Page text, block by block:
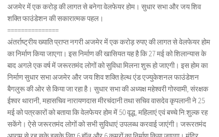
अजमेर में एक करोड़ की लागत से बनेगा वेलफेयर होम। सुधार सभा और जय शिव
शक्ति फाउंडेशन की सकारात्मक पहल।
===============
अंतर्राष्ट्रीय ख्याति प्राप्त नगरी अजमेर में एक करोड़ रुपए की लागत से वेलफेयर होम
का निर्माण किया जाएगा। इस निर्माण की खासियत यह है कि 27 मई को शिलान्यास के
बाद अगले एक वर्ष में जरूरतमंद लोगों को सुविधा मिलना शुरू हो जाएगी। इस होम का
निर्माण सुधार सभा अजमेर और जय शिव शक्ति हेल्थ एंड एज्युकेशनल फाउंडेशन
बैगलुरू की ओर से किया जा रहा है। सुधार सभा की अध्यक्ष महेश्वरी गोस्वामी, संरक्षक
ईश्वर थारानी, महासचिव नारायणदास मीरचंदानी तथा सचिव वासदेव कृपलानी ने 25
मई को पत्रकारों को बताया कि वेलफेयर होम में 50 वृद्ध, महिलाएं एवं बच्चे नि:शुल्क रह
सकेंगे। ऐसे जरूरतमंद लोगों को सभी सुविधाएं उपलब्ध करवाई जाएंगी। जरूरतमंद